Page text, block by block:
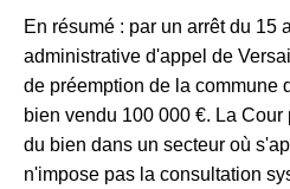
En résumé : par un arrêt du 15
administrative d'appel de
de préemption de la commune
bien vendu 100 000 €. La
du bien dans un secteur où
n'impose pas la consultation